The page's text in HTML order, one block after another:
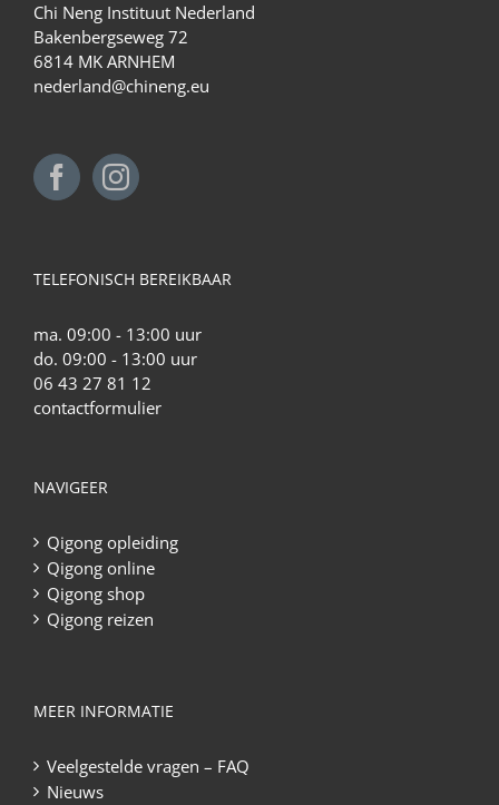
Chi Neng Instituut Nederland
Bakenbergseweg 72
6814 MK ARNHEM
nederland@chineng.eu
TELEFONISCH BEREIKBAAR
ma. 09:00 - 13:00 uur
do. 09:00 - 13:00 uur
06 43 27 81 12
contactformulier
NAVIGEER
Qigong opleiding
Qigong online
Qigong shop
Qigong reizen
MEER INFORMATIE
Veelgestelde vragen – FAQ
Nieuws